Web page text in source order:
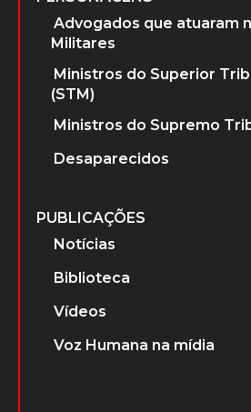
Advogados que atuaram
Militares
Ministros do Superior
(STM)
Ministros do Supremo
Desaparecidos
PUBLICAÇÕES
Notícias
Biblioteca
Vídeos
Voz Humana na mídia